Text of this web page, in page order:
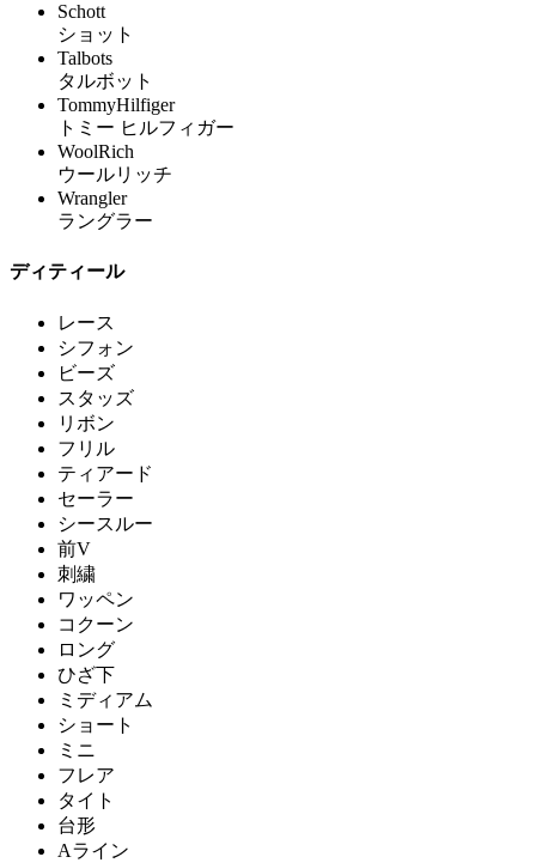
Schott
ショット
Talbots
タルボット
TommyHilfiger
トミー ヒルフィガー
WoolRich
ウールリッチ
Wrangler
ラングラー
ディティール
レース
シフォン
ビーズ
スタッズ
リボン
フリル
ティアード
セーラー
シースルー
前V
刺繍
ワッペン
コクーン
ロング
ひざ下
ミディアム
ショート
ミニ
フレア
タイト
台形
Aライン